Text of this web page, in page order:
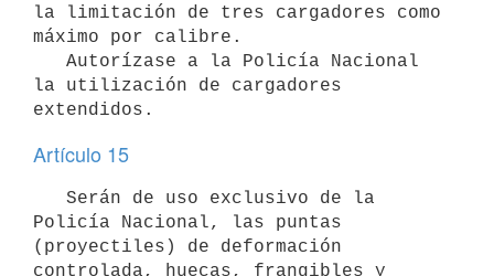
la limitación de tres cargadores como
máximo por calibre.
la utilización de cargadores
Artículo 15
Policía Nacional, las puntas
(proyectiles) de deformación
controlada, huecas, frangibles y